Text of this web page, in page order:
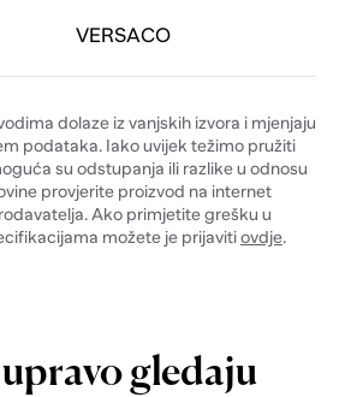
VERSACO
dolaze iz vanjskih izvora i mjenjaju
podataka. Iako uvijek težimo pružiti
su odstupanja ili razlike u odnosu
provjerite proizvod na internet
Ako primjetite grešku u
možete je prijavitiovdje.
gledaju